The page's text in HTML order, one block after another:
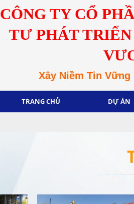
CÔNG TY CỔ
TƯ PHÁT
Xây Niềm Tin
TRANG CHỦ DỰ ÁN